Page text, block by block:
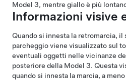
Model 3, mentre giallo è più
Informazioni visive
Quando si innesta la retromarcia, il
parcheggio viene visualizzato sul
eventuali oggetti nelle vicinanze
posteriore della Model 3. Questa
quando si innesta la marcia, a